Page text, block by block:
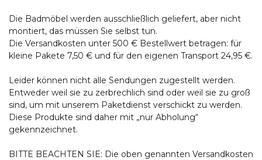
Die Badmöbel werden ausschließlich geliefert, aber nicht
montiert, das müssen Sie selbst tun.
Die Versandkosten unter 500 € Bestellwert betragen: für
kleine Pakete 7,50 € und für den eigenen Transport 24,95 €.
Leider können nicht alle Sendungen zugestellt werden.
Entweder weil sie zu zerbrechlich sind oder weil sie zu groß
sind, um mit unserem Paketdienst verschickt zu werden.
Diese Produkte sind daher mit „nur Abholung“
gekennzeichnet.
BITTE BEACHTEN SIE: Die oben genannten Versandkosten